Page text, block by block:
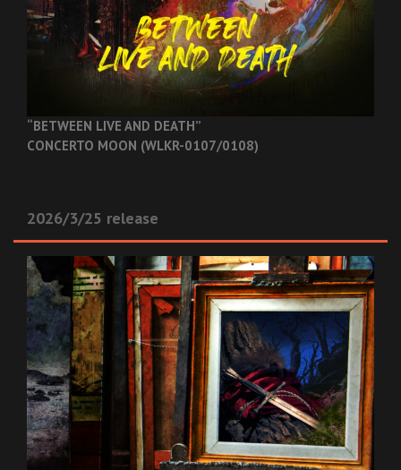
“BETWEEN LIVE AND DEATH”
CONCERTO MOON (WLKR-0107/0108)
2026/3/25 release